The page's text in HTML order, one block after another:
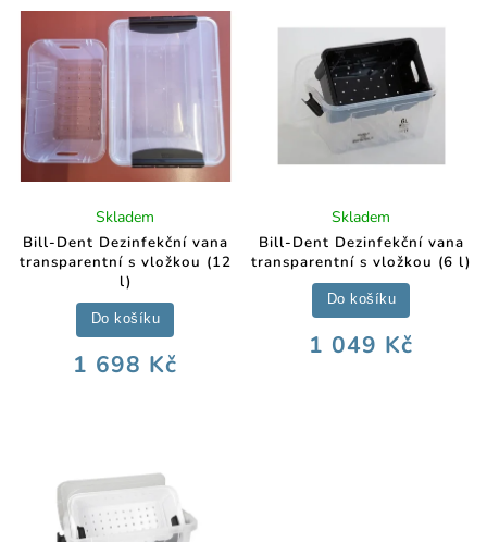
Nejdražší
Abecedně
Bill-Dent Dezinfekční vana
transparentní s vložkou (12
l)
Skladem
1 698 Kč
Do košíku
Bill-Dent Dezinfekční vana
transparentní s vložkou (6 l)
Skladem
1 049 Kč
Do košíku